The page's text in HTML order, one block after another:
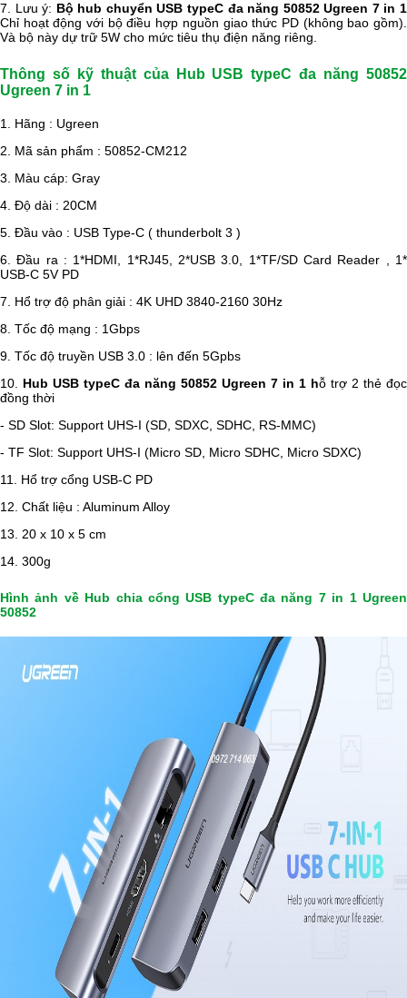
7. Lưu ý: Bộ hub chuyển USB typeC đa năng 50852 Ugreen 7 in 1
Chỉ hoạt động với bộ điều hợp nguồn giao thức PD (không bao gồm).
Và bộ này dự trữ 5W cho mức tiêu thụ điện năng riêng.
Thông số kỹ thuật của Hub USB typeC đa năng 50852
Ugreen 7 in 1
1. Hãng : Ugreen
2. Mã sản phẩm : 50852-CM212
3. Màu cáp: Gray
4. Độ dài : 20CM
5. Đầu vào : USB Type-C ( thunderbolt 3 )
6. Đầu ra : 1*HDMI, 1*RJ45, 2*USB 3.0, 1*TF/SD Card Reader , 1*
USB-C 5V PD
7. Hổ trợ độ phân giải : 4K UHD 3840-2160 30Hz
8. Tốc độ mạng : 1Gbps
9. Tốc độ truyền USB 3.0 : lên đến 5Gpbs
10. Hub USB typeC đa năng 50852 Ugreen 7 in 1 hỗ trợ 2 thẻ đọc
đồng thời
- SD Slot: Support UHS-I (SD, SDXC, SDHC, RS-MMC)
- TF Slot: Support UHS-I (Micro SD, Micro SDHC, Micro SDXC)
11. Hổ trợ cổng USB-C PD
12. Chất liệu : Aluminum Alloy
13. 20 x 10 x 5 cm
14. 300g
Hình ảnh về Hub chia cổng USB typeC đa năng 7 in 1 Ugreen
50852